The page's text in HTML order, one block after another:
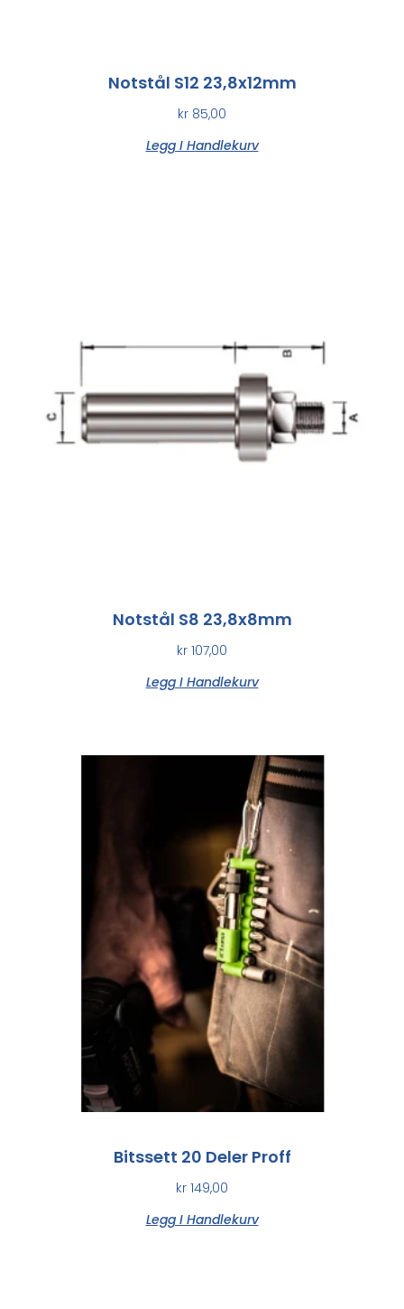
Notstål S12 23,8x12mm
kr 85,00
Legg I Handlekurv
Notstål S8 23,8x8mm
kr 107,00
Legg I Handlekurv
Bitssett 20 Deler Proff
kr 149,00
Legg I Handlekurv